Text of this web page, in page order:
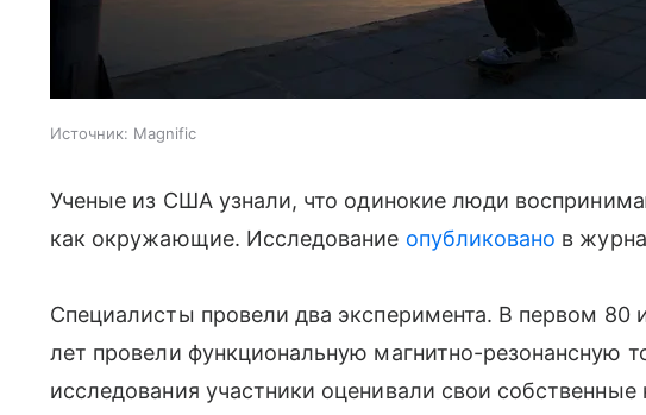
Источник: Magnific
Ученые из США узнали, что одинокие люди
как окружающие. Исследование опубликовано в
Специалисты провели два эксперимента. В первом 80
лет провели функциональную магнитно-
исследования участники оценивали свои собственные